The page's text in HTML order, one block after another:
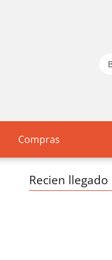
Compras
Recien llegado